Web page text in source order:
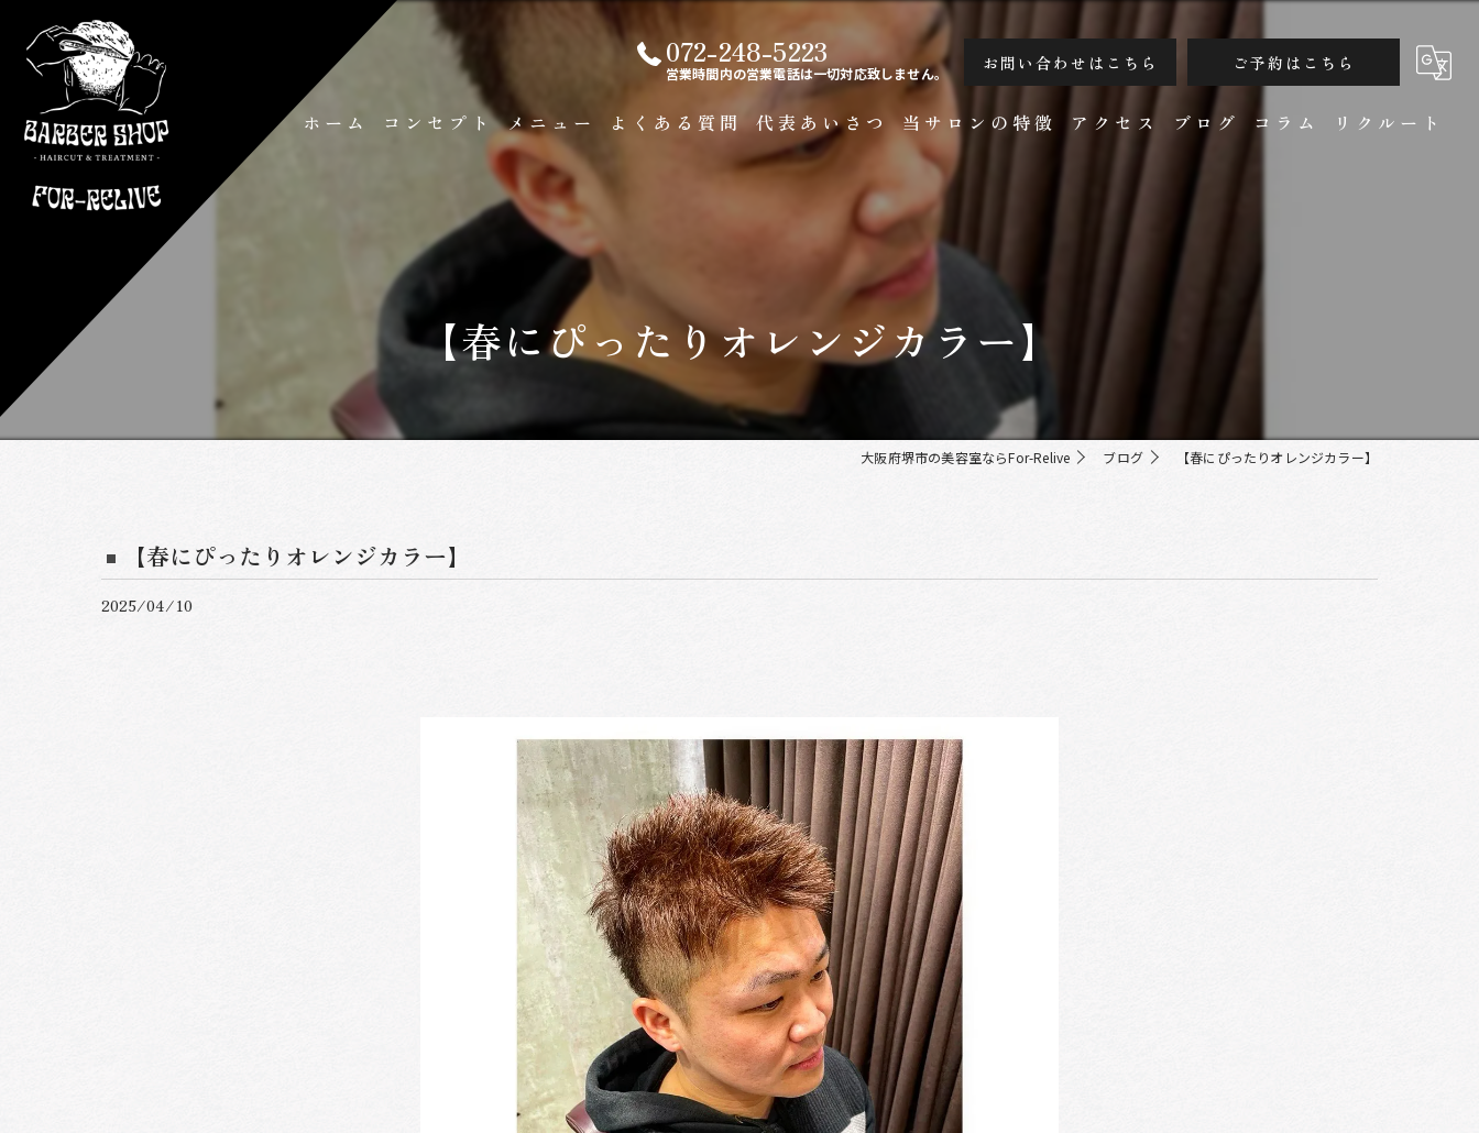
072-248-5223
営業時間内の営業電話は一切対応致しません。 お問い合わせはこちら ご予約はこちら
ホーム コンセプト メニュー よくある質問 代表あいさつ 当サロンの特徴
白髪染め
メンズ
ビジネスカット
アクセス ブログ コラム リクルート
【春にぴったりオレンジカラー】
大阪府堺市の美容室ならFor-Relive ブログ 【春にぴったりオレンジカラー】
【春にぴったりオレンジカラー】
2025/04/10